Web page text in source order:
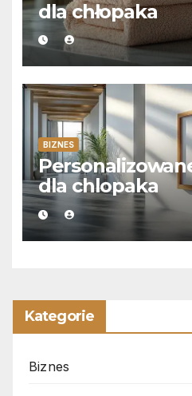
dla chłopaka
BIZNES
dla chlopaka
Kategorie
Biznes